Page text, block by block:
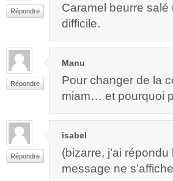
Répondre Caramel beurre salé
difficile.
Répondre
Manu
Pour changer de la
miam… et pourquoi
Répondre
isabel
(bizarre, j’ai
message ne